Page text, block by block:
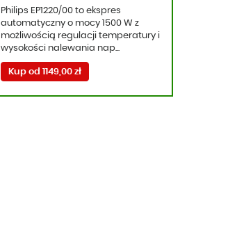
Philips EP1220/00 to ekspres
automatyczny o mocy 1500 W z
możliwością regulacji temperatury i
wysokości nalewania nap...
Kup od 1149,00 zł